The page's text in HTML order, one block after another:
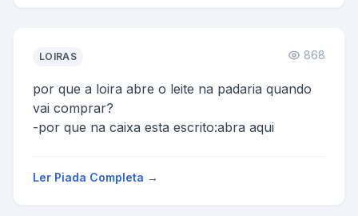
LOIRAS 868
por que a loira abre o leite na padaria quando
vai comprar?
-por que na caixa esta escrito:abra aqui
Ler Piada Completa →